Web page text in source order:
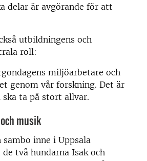
delar är avgörande för att
utbildningens och
roll:
miljöarbetare och
genom vår forskning. Det är
ta på stort allvar.
musik
inne i Uppsala
två hundarna Isak och